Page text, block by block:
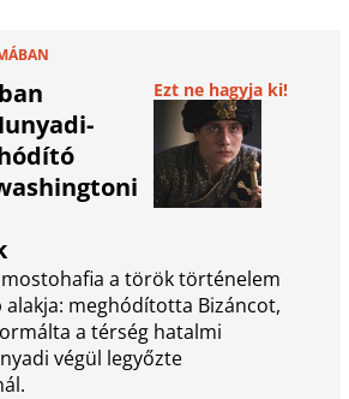
Ezt ne hagyja ki!
a török történelem
alakja: meghódította Bizáncot,
a térség hatalmi
végül legyőzte